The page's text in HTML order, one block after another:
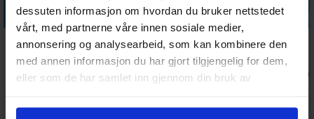
dessuten informasjon om hvordan du bruker nettstedet
vårt, med partnerne våre innen sosiale medier,
annonsering og analysearbeid, som kan kombinere den
med annen informasjon du har gjort tilgjengelig for dem,
eller som de har samlet inn gjennom din bruk av
Legg i handlekurven
Machine Cult
429,- Antall på
lager:2
Legg i handlekurven
Terreng
Plasma
Accelerator
449,- Antall på
lager: 1
Legg i handlekurven
Terreng
Arsenal
359,- Antall på
lager: 2
Legg i
Terreng
Terrain
379,- Antall på